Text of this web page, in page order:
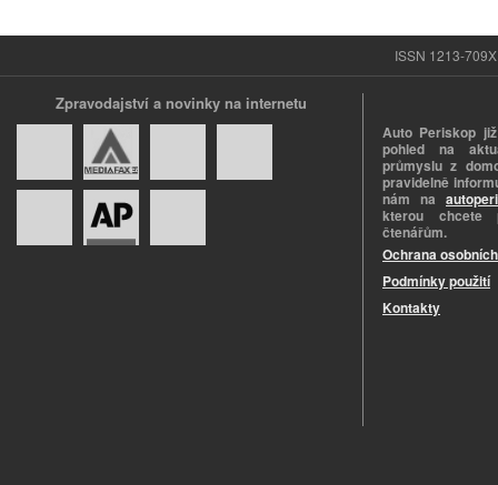
ISSN 1213-
Zpravodajství a novinky na internetu
Auto Periskop
pohled na
průmyslu z
pravidelně
nám na
kterou chcete
čtenářům.
Ochrana
Podmínky použití
Kontakty